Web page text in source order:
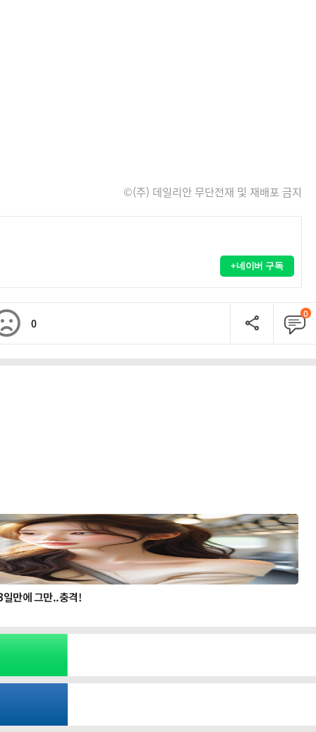
©(주) 데일리안 무단전재 및 재배포 금지
+네이버 구독
0
0